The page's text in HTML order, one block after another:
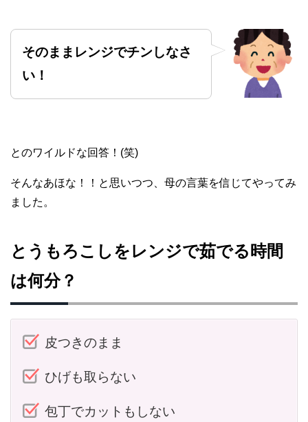
そのままレンジでチンしなさ
い！
とのワイルドな回答！(笑)
そんなあほな！！と思いつつ、母の言葉を信じてやってみ
ました。
とうもろこしをレンジで茹でる時間
は何分？
皮つきのまま
ひげも取らない
包丁でカットもしない